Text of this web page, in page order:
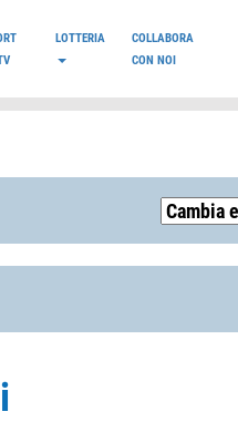
LOTTERIA
COLLABORA
CON NOI